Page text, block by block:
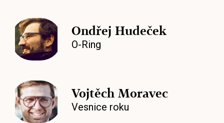
Ondřej Hudeček
O-Ring
Vojtěch Moravec
Vesnice roku